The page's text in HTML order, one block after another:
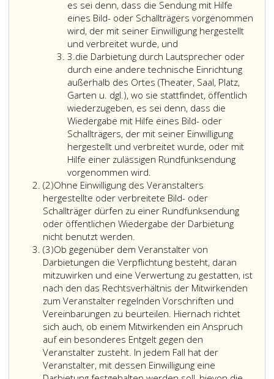
2
es sei denn, dass die Sendung mit Hilfe
eines Bild- oder Schallträgers vorgenommen
wird, der mit seiner Einwilligung hergestellt
und verbreitet wurde, und
3.Ziffer
3
die Darbietung durch Lautsprecher oder
durch eine andere technische Einrichtung
außerhalb des Ortes (Theater, Saal, Platz,
Garten u. dgl.), wo sie stattfindet, öffentlich
wiederzugeben, es sei denn, dass die
Wiedergabe mit Hilfe eines Bild- oder
Schallträgers, der mit seiner Einwilligung
hergestellt und verbreitet wurde, oder mit
Hilfe einer zulässigen Rundfunksendung
vorgenommen wird.
(2)Absatz
2
Ohne Einwilligung des Veranstalters
hergestellte oder verbreitete Bild- oder
Schallträger dürfen zu einer Rundfunksendung
oder öffentlichen Wiedergabe der Darbietung
nicht benutzt werden.
(3)Absatz
3
Ob gegenüber dem Veranstalter von
Darbietungen die Verpflichtung besteht, daran
mitzuwirken und eine Verwertung zu gestatten, ist
nach den das Rechtsverhältnis der Mitwirkenden
zum Veranstalter regelnden Vorschriften und
Vereinbarungen zu beurteilen. Hiernach richtet
sich auch, ob einem Mitwirkenden ein Anspruch
auf ein besonderes Entgelt gegen den
Veranstalter zusteht. In jedem Fall hat der
Veranstalter, mit dessen Einwilligung eine